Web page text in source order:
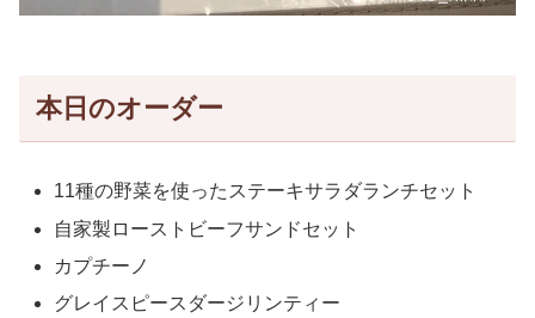
本日のオーダー
11種の野菜を使ったステーキサラダランチセット
自家製ローストビーフサンドセット
カプチーノ
グレイスピースダージリンティー